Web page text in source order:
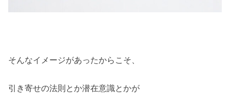
そんなイメージがあったからこそ、
引き寄せの法則とか潜在意識とかが